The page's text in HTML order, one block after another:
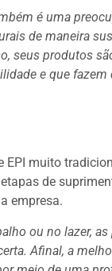
é uma
de maneira
seus produtos
e que
EPI muito
de
empresa.
ou no lazer,
Afinal, a